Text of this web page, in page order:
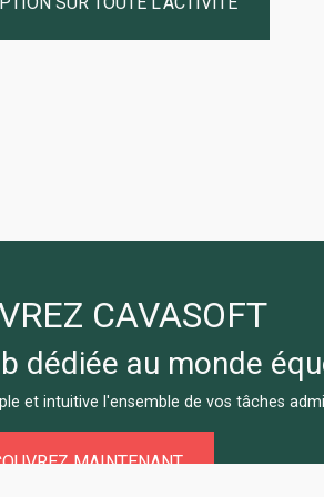
CAVASOFT
dédiée au monde
et intuitive l'ensemble de vos tâches
MAINTENANT